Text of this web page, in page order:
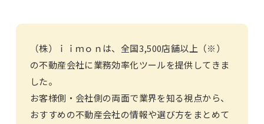
（株）ｉｉｍｏｎは、全国3,500店舗以上（※）
の不動産会社に業務効率化ツールを提供してきま
した。
お客様側・会社側の両面で業界を知る視点から、
おすすめの不動産会社の情報や選び方をまとめて